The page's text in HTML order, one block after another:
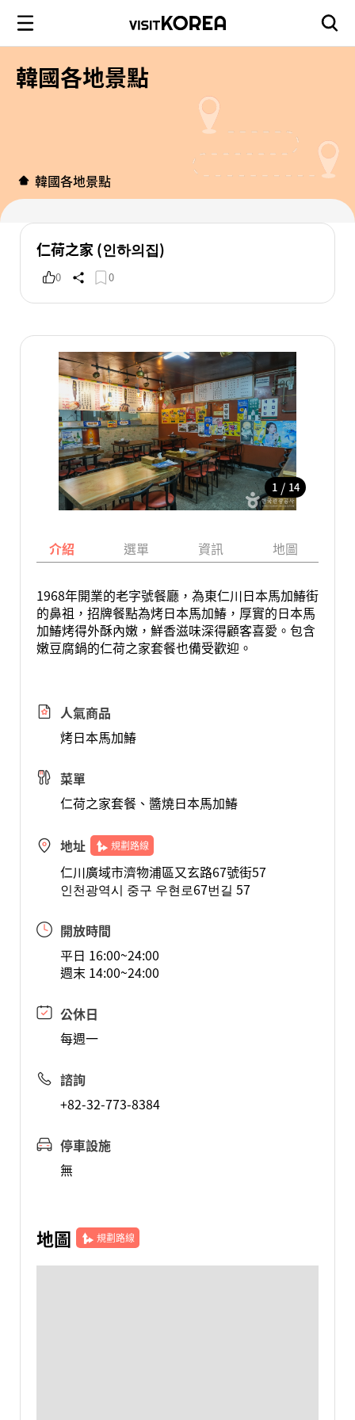
韓國各地景點
韓國各地景點
仁荷之家 (인하의집)
0 0
1 / 14
介紹 選單 資訊 地圖
1968年開業的老字號餐廳，為東仁川日本馬加鰆街
的鼻祖，招牌餐點為烤日本馬加鰆，厚實的日本馬
加鰆烤得外酥內嫩，鮮香滋味深得顧客喜愛。包含
嫩豆腐鍋的仁荷之家套餐也備受歡迎。
人氣商品
烤日本馬加鰆
菜單
仁荷之家套餐、醬燒日本馬加鰆
地址 規劃路線
仁川廣域市濟物浦區又玄路67號街57
인천광역시 중구 우현로67번길 57
開放時間
平日 16:00~24:00
週末 14:00~24:00
公休日
每週一
諮詢
+82-32-773-8384
停車設施
無
地圖 規劃路線